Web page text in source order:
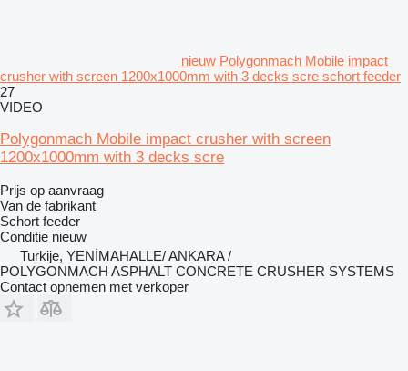
nieuw Polygonmach Mobile impact
crusher with screen 1200x1000mm with 3 decks scre schort feeder
27
VIDEO
Polygonmach Mobile impact crusher with screen
1200x1000mm with 3 decks scre
Prijs op aanvraag
Van de fabrikant
Schort feeder
Conditie nieuw
Turkije, YENİMAHALLE/ ANKARA /
POLYGONMACH ASPHALT CONCRETE CRUSHER SYSTEMS
Contact opnemen met verkoper